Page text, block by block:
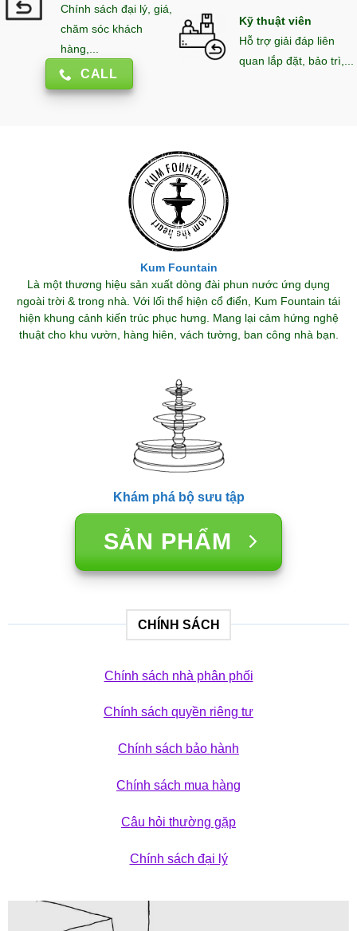
Chính sách đại lý, giá,
chăm sóc khách
hàng,...
CALL
Kỹ thuật viên
Hỗ trợ giải đáp liên
quan lắp đặt, bảo trì,...
Kum Fountain
Là một thương hiệu sản xuất dòng đài phun nước ứng dụng
ngoài trời & trong nhà. Với lối thể hiện cổ điển, Kum Fountain tái
hiện khung cảnh kiến trúc phục hưng. Mang lại cảm hứng nghệ
thuật cho khu vườn, hàng hiên, vách tường, ban công nhà bạn.
Khám phá bộ sưu tập
SẢN PHẨM
CHÍNH SÁCH
Chính sách nhà phân phối
Chính sách quyền riêng tư
Chính sách bảo hành
Chính sách mua hàng
Câu hỏi thường gặp
Chính sách đại lý